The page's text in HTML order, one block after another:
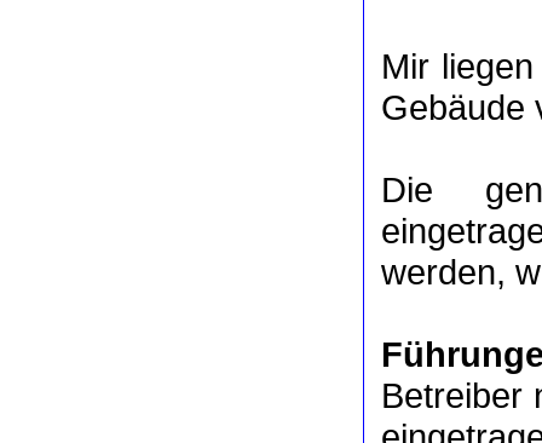
Mir
Gebäude
Die
werden,
Betreiber